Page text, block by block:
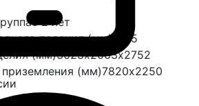
с 2 лет
падения (мм) 1435
(мм)3623х2063х2752
(мм)7820х2250